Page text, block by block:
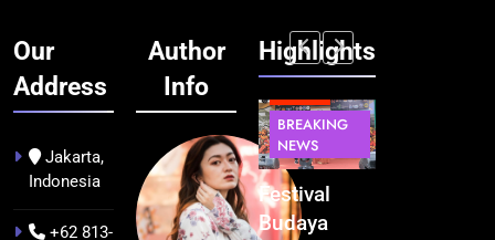
Our
Address
Jakarta,
Indonesia
+62 813-
Author
Info
Highlights
BERITA
NEWS
Kualitas
Pramuwisata
INFRASTRUKTUR
TEKNOLOGI
Indonesia
Resmi
BREAKING
NEWS
Festival
Budaya